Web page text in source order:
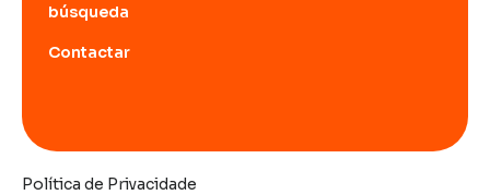
búsqueda
Contactar
Política de Privacidade